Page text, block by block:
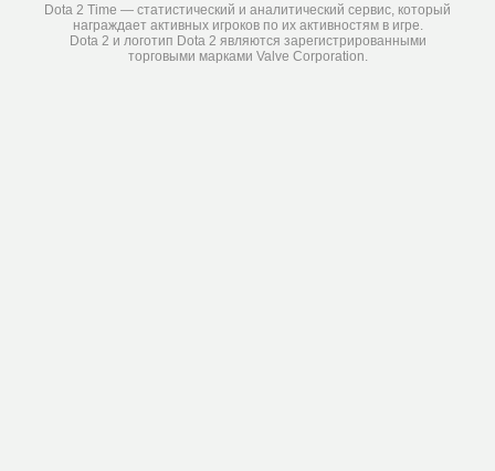
Dota 2 Time — статистический и аналитический сервис, который
награждает активных игроков по их активностям в игре.
Dota 2 и логотип Dota 2 являются зарегистрированными
торговыми марками Valve Corporation.